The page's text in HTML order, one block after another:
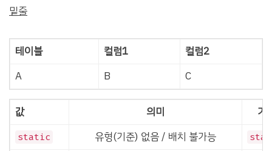
밑줄
테이블 컬럼1
컬럼2
A
B C
값 의미 기
static 유형(기준) 없음 / 배치 불가능